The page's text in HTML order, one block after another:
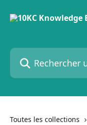
Rechercher un
Toutes les collections